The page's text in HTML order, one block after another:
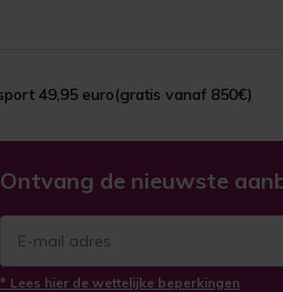
49,95 euro(gratis vanaf 850€)
Ontvang de nieuwste
* Lees hier de wettelijke beperkingen